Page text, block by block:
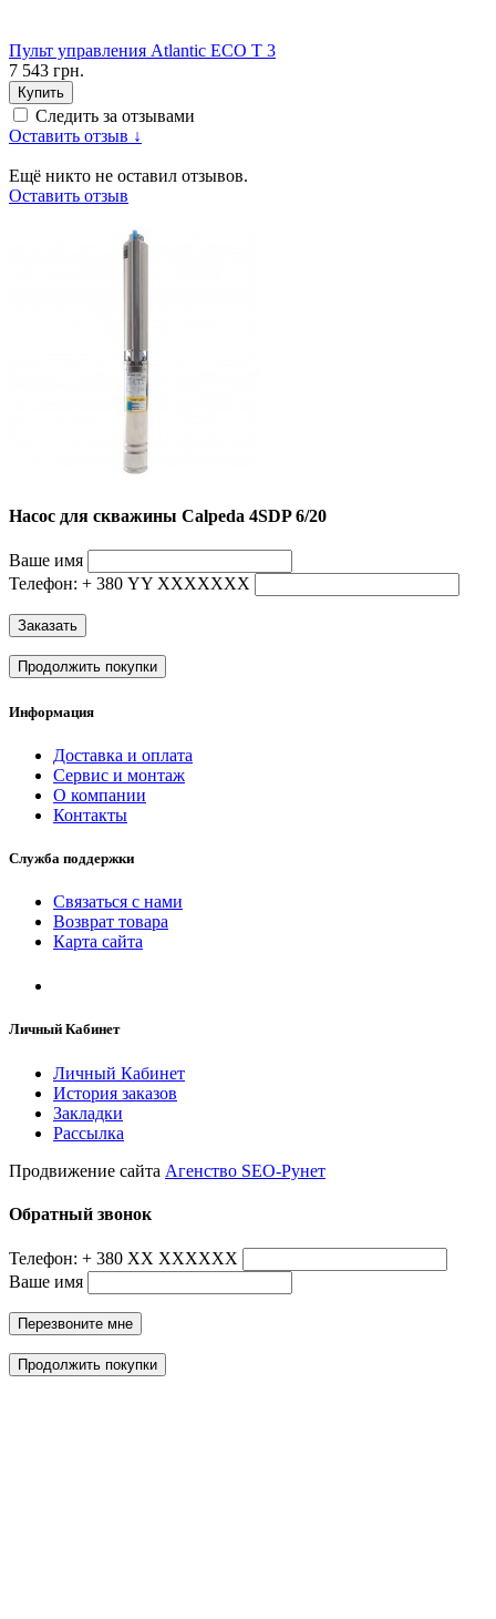
Пульт управления Atlantic ECO T 3
7 543 грн.
Купить
Следить за отзывами
Оставить отзыв ↓
Ещё никто не оставил отзывов.
Оставить отзыв
Насос для скважины Calpeda 4SDP 6/20
Ваше имя
Телефон: + 380 YY ХХХХХХХ
Заказать
Продолжить покупки
Информация
Доставка и оплата
Сервис и монтаж
О компании
Контакты
Служба поддержки
Связаться с нами
Возврат товара
Карта сайта
Личный Кабинет
Личный Кабинет
История заказов
Закладки
Рассылка
Продвижение сайта Агенство SEO-Рунет
Обратный звонок
Телефон: + 380 ХХ ХХХХХХ
Ваше имя
Перезвоните мне
Продолжить покупки